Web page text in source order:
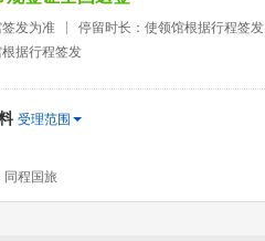
发为准
停留时长：使领馆根据行程签发
据行程签发
受理范围
同程国旅